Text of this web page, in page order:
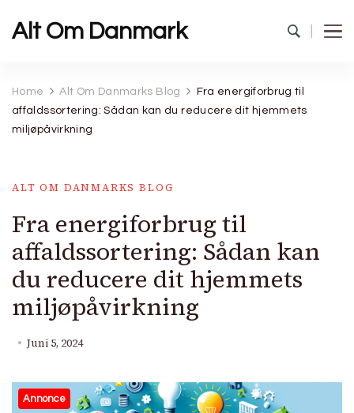
Alt Om Danmark
Home Alt Om Danmarks Blog
Fra energiforbrug til
affaldssortering: Sådan kan du reducere dit hjemmets
miljøpåvirkning
ALT OM DANMARKS BLOG
Fra energiforbrug til
affaldssortering: Sådan kan
du reducere dit hjemmets
miljøpåvirkning
Juni 5, 2024
Annonce